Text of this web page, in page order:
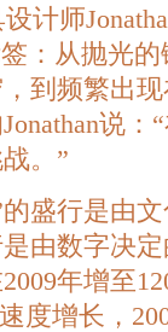
计师
：从抛光
到频繁出
说
。”
盛行是由
由数字决
年增至
度增长，